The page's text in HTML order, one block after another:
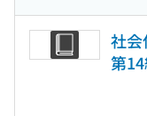
社会
第